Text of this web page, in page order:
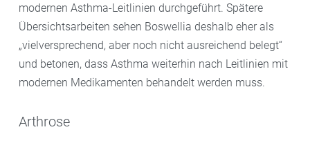
modernen Asthma-Leitlinien durchgeführt. Spätere
Übersichtsarbeiten sehen Boswellia deshalb eher als
„vielversprechend, aber noch nicht ausreichend belegt“
und betonen, dass Asthma weiterhin nach Leitlinien mit
modernen Medikamenten behandelt werden muss.
Arthrose